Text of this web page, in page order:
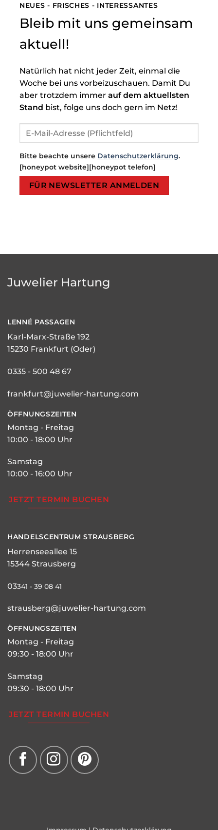
NEUES - FRISCHES - INTERESSANTES
Bleib mit uns gemeinsam
aktuell!
Natürlich hat nicht jeder Zeit, einmal die
Woche bei uns vorbeizuschauen. Damit Du
aber trotzdem immer auf dem aktuellsten
Stand bist, folge uns doch gern im Netz!
Bitte beachte unsere Datenschutzerklärung.
[honeypot website][honeypot telefon]
Juwelier Hartung
LENNÉ PASSAGEN
Karl-Marx-Straße 192
15230 Frankfurt (Oder)
0335 - 500 48 67
frankfurt@juwelier-hartung.com
ÖFFNUNGSZEITEN
Montag - Freitag
10:00 - 18:00 Uhr
Samstag
10:00 - 16:00 Uhr
JETZT TERMIN BUCHEN
HANDELSCENTRUM STRAUSBERG
Herrenseeallee 15
15344 Strausberg
03341 - 39 08 41
strausberg@juwelier-hartung.com
ÖFFNUNGSZEITEN
Montag - Freitag
09:30 - 18:00 Uhr
Samstag
09:30 - 18:00 Uhr
JETZT TERMIN BUCHEN